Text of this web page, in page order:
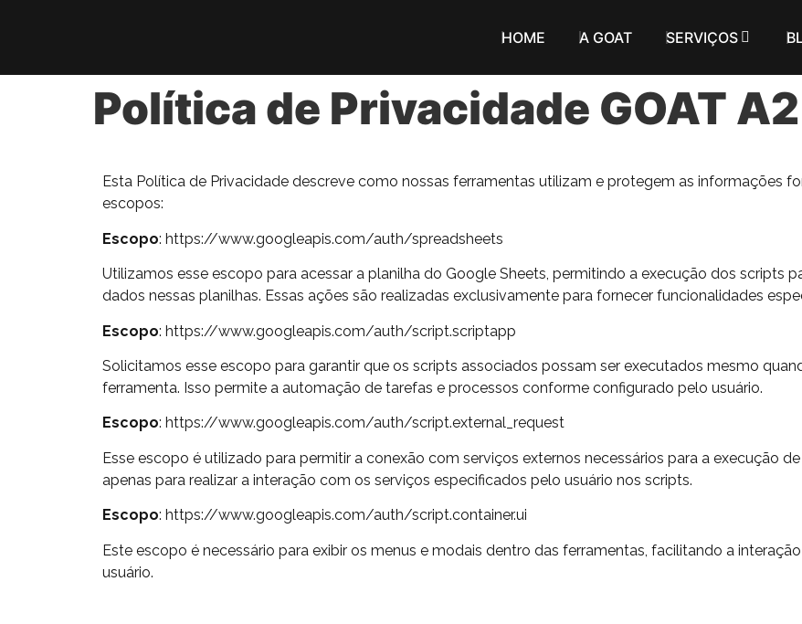
HOME A GOAT SERVIÇOS
Política de Privacidade GOAT A2
Esta Política de Privacidade descreve como nossas ferramentas utilizam e protegem as informações
escopos:
Escopo: https://www.googleapis.com/auth/spreadsheets
Utilizamos esse escopo para acessar a planilha do Google Sheets, permitindo a execução dos scripts
dados nessas planilhas. Essas ações são realizadas exclusivamente para fornecer funcionalidades
Escopo: https://www.googleapis.com/auth/script.scriptapp
Solicitamos esse escopo para garantir que os scripts associados possam ser executados mesmo
ferramenta. Isso permite a automação de tarefas e processos conforme configurado pelo usuário.
Escopo: https://www.googleapis.com/auth/script.external_request
Esse escopo é utilizado para permitir a conexão com serviços externos necessários para a execução
apenas para realizar a interação com os serviços especificados pelo usuário nos scripts.
Escopo: https://www.googleapis.com/auth/script.container.ui
Este escopo é necessário para exibir os menus e modais dentro das ferramentas, facilitando a
usuário.